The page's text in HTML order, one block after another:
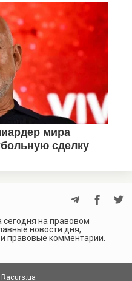
сегодня на правовом
новости дня,
правовые комментарии.